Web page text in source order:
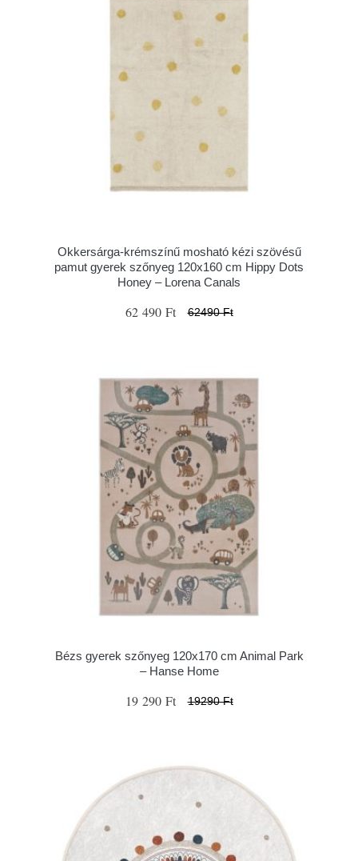
Okkersárga-krémszínű mosható kézi szövésű
pamut gyerek szőnyeg 120x160 cm Hippy Dots
Honey – Lorena Canals
62 490 Ft 62490 Ft
Bézs gyerek szőnyeg 120x170 cm Animal Park
– Hanse Home
19 290 Ft 19290 Ft